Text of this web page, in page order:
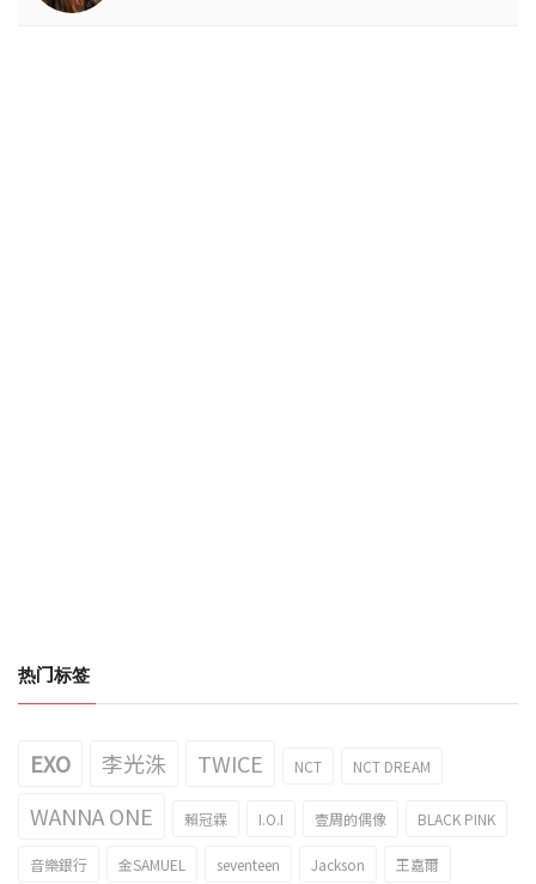
热门标签
EXO 李光洙 TWICE NCT NCT DREAM
WANNA ONE 賴冠霖 I.O.I 壹周的偶像 BLACK PINK
音樂銀行 金SAMUEL seventeen Jackson 王嘉爾